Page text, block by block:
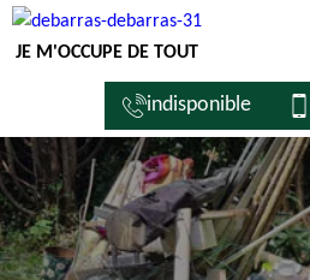
JE M'OCCUPE DE TOUT
indisponible